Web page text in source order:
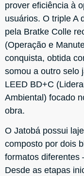
prover eficiência à
usuários. O triple A
pela Bratke Colle
(Operação e
conquista, obtida
somou a outro selo
LEED BD+C
Ambiental) focado
obra.
O Jatobá possui
composto por dois
formatos
Desde as etapas